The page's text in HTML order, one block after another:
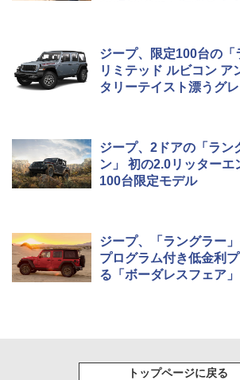
ジープ、限定100台の「
リミテッド ルビコン ア
タリーテイスト漂うグ
ジープ、2ドアの「ラン
ン」 初の2.0リッターエ
100台限定モデル
ジープ、「ラングラー
プログラム付き低金利
る「ボーダレスフェア」
トップページに戻る